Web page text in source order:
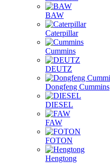
BAW
Caterpillar
Cummins
DEUTZ
Dongfeng Cummins
DIESEL
FAW
FOTON
Hengtong